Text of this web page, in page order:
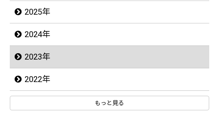
2025年
2024年
2023年
2022年
もっと見る